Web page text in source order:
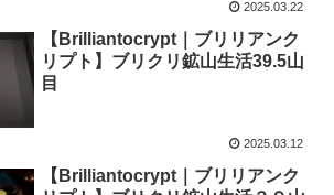
2025.03.22
【Brilliantocrypt｜ブリリアンク
リプト】ブリクリ鉱山生活39.5山
目
2025.03.12
【Brilliantocrypt｜ブリリアンク